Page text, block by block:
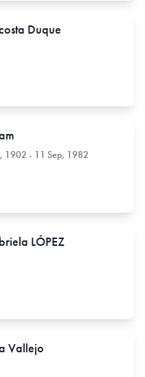
Duque
1902 - 11 Sep, 1982
LÓPEZ
Vallejo